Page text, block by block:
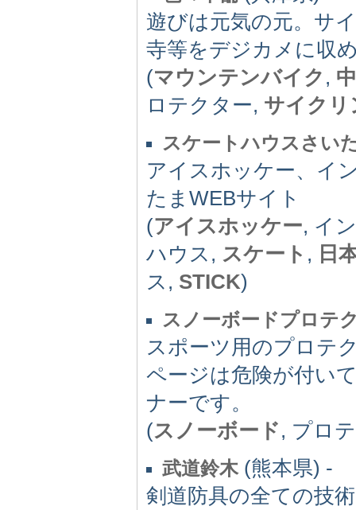
遊びは元気の元。サ
寺等をデジカメに収
(マウンテンバイク ,
ロテクター, サイクリ
スケートハウスさい
アイスホッケー、イ
たまWEBサイト
(アイスホッケー, イ
ハウス, スケート , 日
ス, STICK)
スノーボードプロテ
スポーツ用のプロテ
ページは危険が付い
ナーです。
(スノーボード, プロ
武道鈴木(熊本県) -
剣道防具の全ての技